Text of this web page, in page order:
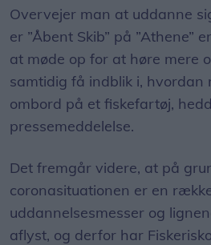
Overvejer man at uddanne
er ”Åbent Skib” på ”Athene”
at møde op for at høre mere
samtidig få indblik i, hvordan
ombord på et fiskefartøj,
pressemeddelelse.
Det fremgår videre, at på
coronasituationen er en
uddannelsesmesser og
aflyst, og derfor har